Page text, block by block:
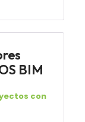
BIM
con